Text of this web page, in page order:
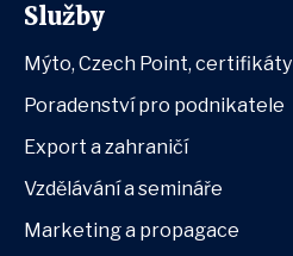
Služby
Mýto, Czech Point, certifikáty
Poradenství pro podnikatele
Export a zahraničí
Vzdělávání a semináře
Marketing a propagace